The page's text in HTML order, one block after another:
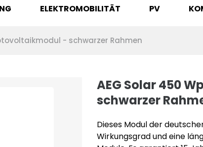
ELEKTROMOBILITÄT PV
- schwarzer Rahmen
AEG Solar 450
schwarzer
Dieses Modul der
Wirkungsgrad und eine